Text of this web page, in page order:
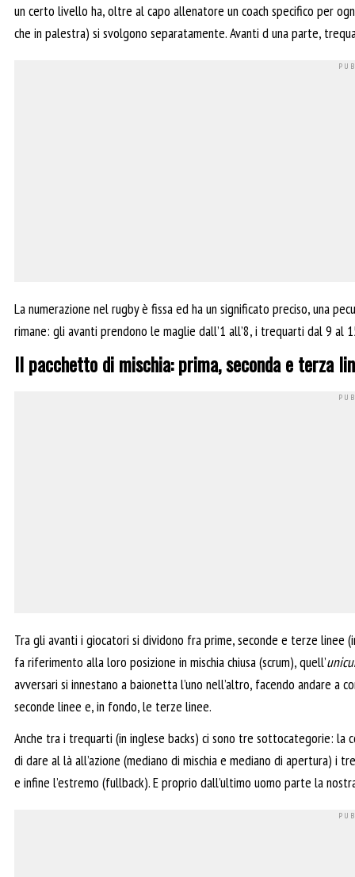
un certo livello ha, oltre al capo allenatore un coach specifico per
che in palestra) si svolgono separatamente. Avanti d una parte,
La numerazione nel rugby è fissa ed ha un significato preciso, una
rimane: gli avanti prendono le maglie dall’1 all’8, i trequarti dal 9 al
Il pacchetto di mischia: prima, seconda e terza
Tra gli avanti i giocatori si dividono fra prime, seconde e terze linee
fa riferimento alla loro posizione in mischia chiusa (scrum), quell’
avversari si innestano a baionetta l’uno nell’altro, facendo andare
seconde linee e, in fondo, le terze linee.
Anche tra i trequarti (in inglese backs) ci sono tre sottocategorie: la
di dare al là all’azione (mediano di mischia e mediano di apertura)
e infine l’estremo (fullback). E proprio dall’ultimo uomo parte la